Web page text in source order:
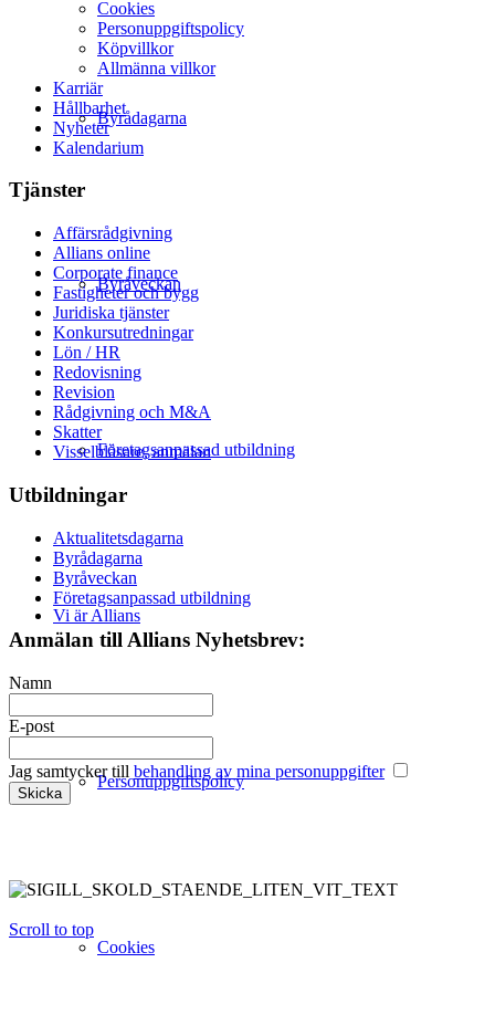
Byrådagarna
Byråveckan
Företagsanpassad utbildning
Vi är Allians
Personuppgiftspolicy
Cookies
Cookies
Personuppgiftspolicy
Köpvillkor
Allmänna villkor
Karriär
Hållbarhet
Nyheter
Kalendarium
Tjänster
Affärsrådgivning
Allians online
Corporate finance
Fastigheter och bygg
Juridiska tjänster
Konkursutredningar
Lön / HR
Redovisning
Revision
Rådgivning och M&A
Skatter
Visselblåsare, anmälan
Utbildningar
Aktualitetsdagarna
Byrådagarna
Byråveckan
Företagsanpassad utbildning
Anmälan till Allians Nyhetsbrev:
Namn
E-post
Jag samtycker till behandling av mina personuppgifter
Scroll to top